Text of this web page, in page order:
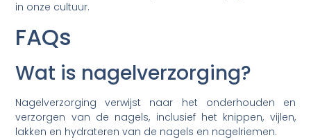
in onze cultuur.
FAQs
Wat is nagelverzorging?
Nagelverzorging verwijst naar het onderhouden en
verzorgen van de nagels, inclusief het knippen, vijlen,
lakken en hydrateren van de nagels en nagelriemen.